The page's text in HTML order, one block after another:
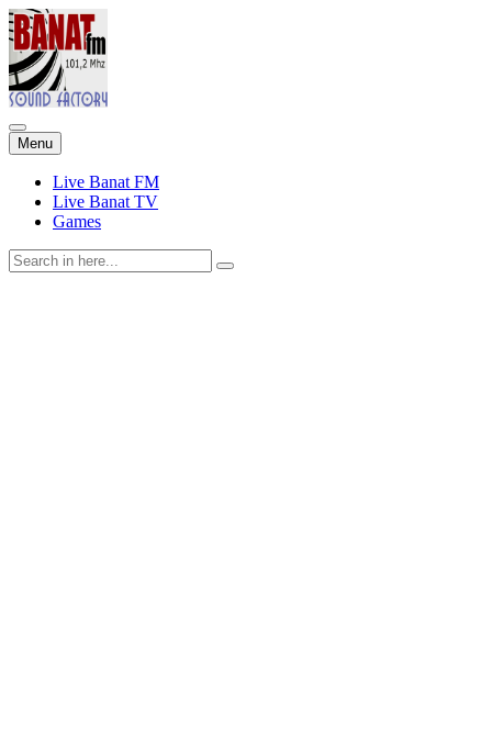
Menu Skip
to
content
Live Banat FM
Live Banat TV
Games
Search
for: